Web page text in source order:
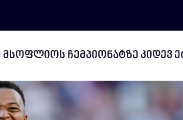
მსოფლიოს ჩემპიონატზე კიდევ